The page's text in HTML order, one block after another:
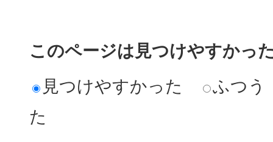
このページは見つけやすかっ
見つけやすかった
ふつう
た